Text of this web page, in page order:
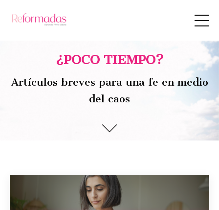
¿POCO TIEMPO?
Artículos breves para una fe en medio
del caos